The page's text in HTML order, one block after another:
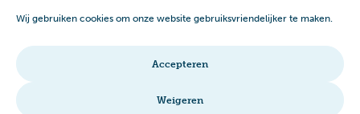
Wij gebruiken cookies om onze website gebruiksvriendelijker te maken.
Accepteren
Weigeren
Intranet